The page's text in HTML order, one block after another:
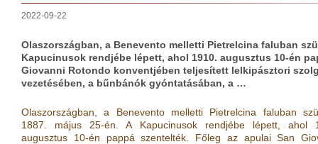
2022-09-22
Olaszországban, a Benevento melletti Pietrelcina faluban
Kapucinusok rendjébe lépett, ahol 1910. augusztus 10-én
Giovanni Rotondo konventjében teljesített lelkipásztori
vezetésében, a bűnbánók gyóntatásában, a …
Olaszországban, a Benevento melletti Pietrelcina faluban
1887. május 25-én. A Kapucinusok rendjébe lépett, ahol
augusztus 10-én pappá szentelték. Főleg az apulai San